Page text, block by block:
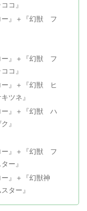
コ』
』＋『幻獣 フ
』＋『幻獣 フ
コ』
』＋『幻獣 ヒ
ツネ』
ー』＋『幻獣 ハ
』
』＋『幻獣 フ
ー』
』＋『幻獣神
ター』